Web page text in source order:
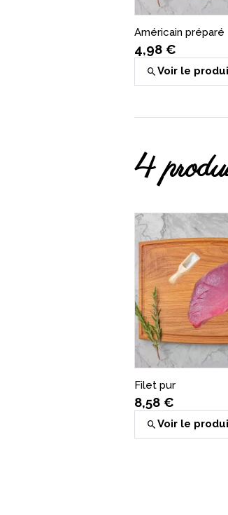
Américain préparé
4,98 €
Voir le
Cordon Bleu
2,54 €
(1)
Ajouter au
4
Filet pur
8,58 €
Voir le